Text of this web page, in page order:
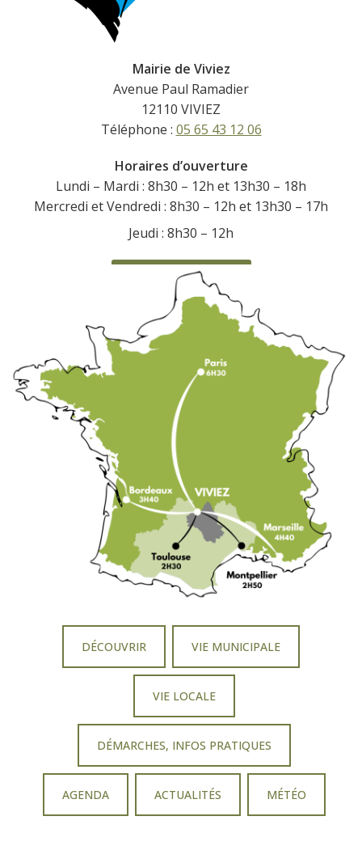
Mairie de Viviez
Avenue Paul Ramadier
12110 VIVIEZ
Téléphone : 05 65 43 12 06
Horaires d’ouverture
Lundi – Mardi : 8h30 – 12h et 13h30 – 18h
Mercredi et Vendredi : 8h30 – 12h et 13h30 – 17h
Jeudi : 8h30 – 12h
CONTACTEZ-NOUS
DÉCOUVRIR VIE MUNICIPALE
VIE LOCALE
DÉMARCHES, INFOS PRATIQUES
AGENDA ACTUALITÉS MÉTÉO